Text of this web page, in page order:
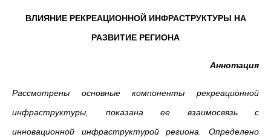
ВЛИЯНИЕ РЕКРЕАЦИОННОЙ ИНФРАСТРУКТУРЫ НА
РАЗВИТИЕ РЕГИОНА
Аннотация
Рассмотрены основные компоненты рекреационной
инфраструктуры, показана ее взаимосвязь с
инновационной инфраструктурой региона. Определено